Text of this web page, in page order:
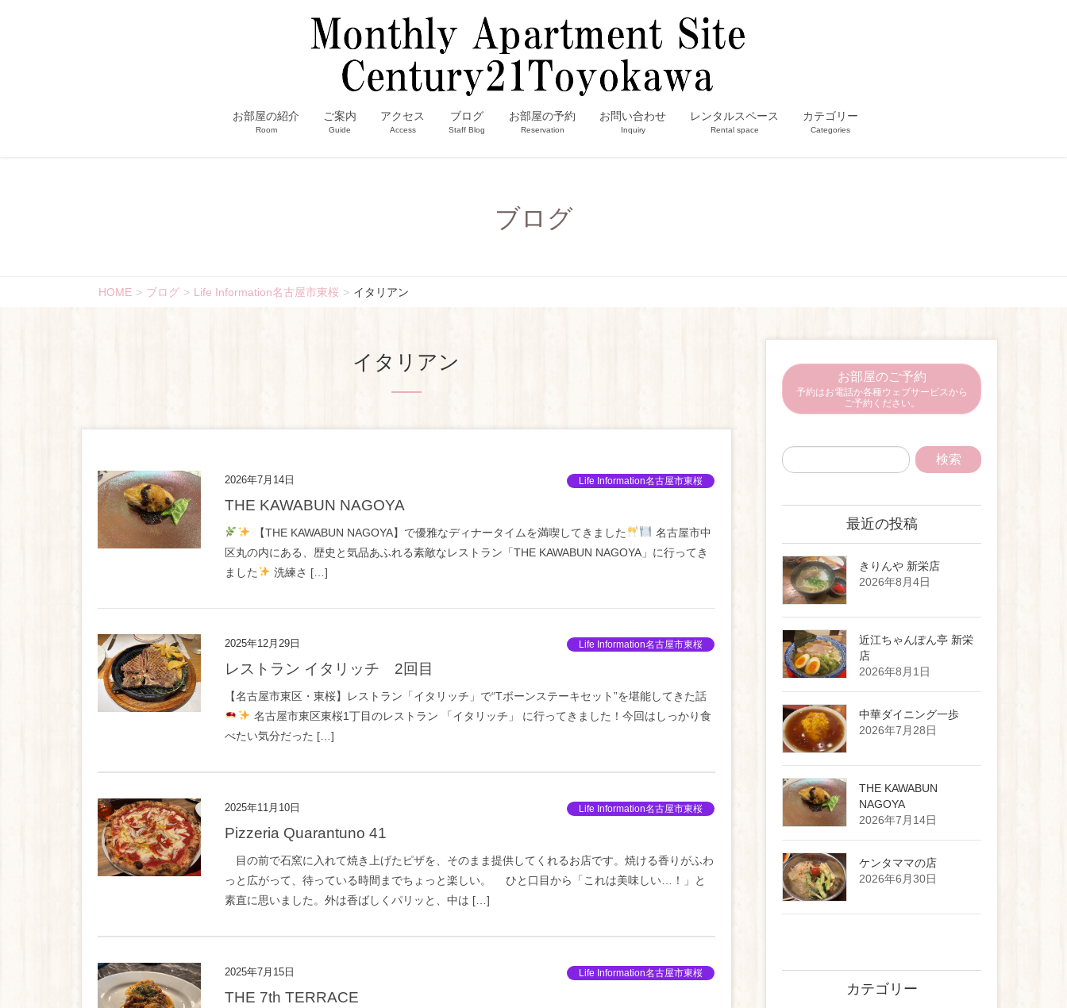
お部屋の紹介
Room
ご案内
Guide
アクセス
Access
ブログ
Staff Blog
お部屋の予約
Reservation
お問い合わせ
Inquiry
レンタルスペース
Rental space
カテゴリー
Categories
ブログ
HOME ブログ Life Information名古屋市東桜 イタリアン
イタリアン
2026年7月14日 Life Information名古屋市東桜
THE KAWABUN NAGOYA
【THE KAWABUN NAGOYA】で優雅なディナータイムを満喫してきました
名古屋市中
区丸の内にある、歴史と気品あふれる素敵なレストラン「THE KAWABUN NAGOYA」に行ってき
ました
洗練さ […]
2025年12月29日 Life Information名古屋市東桜
レストラン イタリッチ 2回目
【名古屋市東区・東桜】レストラン「イタリッチ」で“Tボーンステーキセット”を堪能してきた話
名古屋市東区東桜1丁目のレストラン 「イタリッチ」 に行ってきました！今回はしっかり食
べたい気分だった […]
2025年11月10日 Life Information名古屋市東桜
Pizzeria Quarantuno 41
目の前で石窯に入れて焼き上げたピザを、そのまま提供してくれるお店です。焼ける香りがふわ
っと広がって、待っている時間までちょっと楽しい。 ひと口目から「これは美味しい…！」と
素直に思いました。外は香ばしくパリッと、中は […]
2025年7月15日 Life Information名古屋市東桜
THE 7th TERRACE
お部屋のご予約
予約はお電話か各種ウェブサービスから
ご予約ください。
最近の投稿
きりんや 新栄店
2026年8月4日
近江ちゃんぽん亭 新栄
店
2026年8月1日
中華ダイニング一歩
2026年7月28日
THE KAWABUN
NAGOYA
2026年7月14日
ケンタママの店
2026年6月30日
カテゴリー